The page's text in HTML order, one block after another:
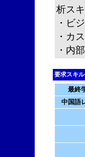
析ス
・ビ
・カ
・内
要求スキル
最終
中国語